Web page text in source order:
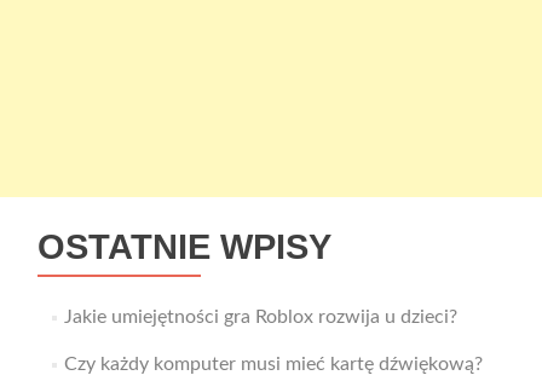
OSTATNIE WPISY
Jakie umiejętności gra Roblox rozwija u dzieci?
Czy każdy komputer musi mieć kartę dźwiękową?